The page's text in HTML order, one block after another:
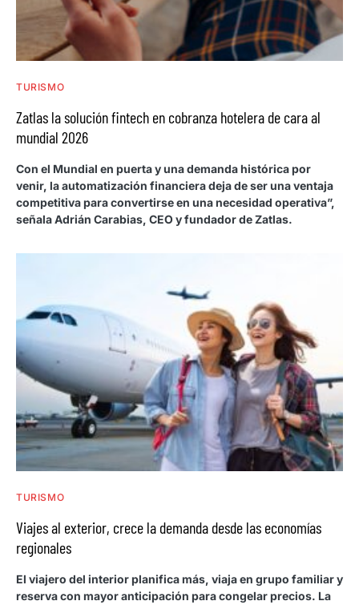
TURISMO
Zatlas la solución fintech en cobranza hotelera de cara al
mundial 2026
Con el Mundial en puerta y una demanda histórica por
venir, la automatización financiera deja de ser una ventaja
competitiva para convertirse en una necesidad operativa”,
señala Adrián Carabias, CEO y fundador de Zatlas.
TURISMO
Viajes al exterior, crece la demanda desde las economías
regionales
El viajero del interior planifica más, viaja en grupo familiar y
reserva con mayor anticipación para congelar precios. La